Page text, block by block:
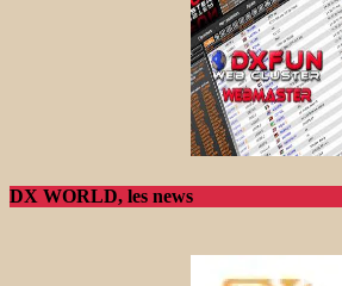
DX WORLD, les news